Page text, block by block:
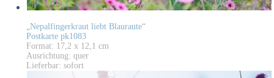
„Nepalfingerkraut liebt Blauraute“
Postkarte pk1083
Format: 17,2 x 12,1 cm
Ausrichtung: quer
Lieferbar: sofort